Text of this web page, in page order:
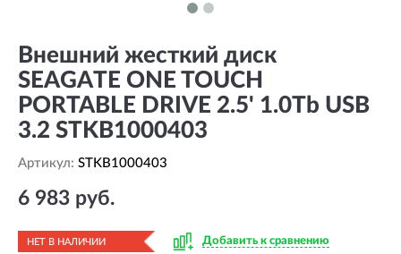
Внешний жесткий диск
SEAGATE ONE TOUCH
PORTABLE DRIVE 2.5' 1.0Tb USB
3.2 STKB1000403
Артикул: STKB1000403
6 983 руб.
НЕТ В НАЛИЧИИ Добавить к сравнению